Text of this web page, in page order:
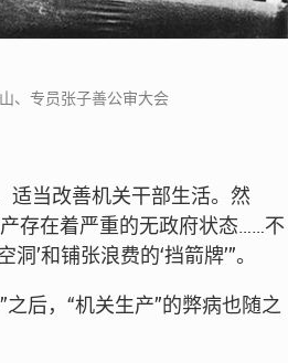
、专员张子善公审大会
适当改善机关干部生活。然
存在着严重的无政府状态……不
’和铺张浪费的‘挡箭牌’”。
后，“机关生产”的弊病也随之